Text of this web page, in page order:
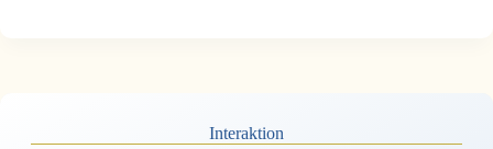
Interaktion